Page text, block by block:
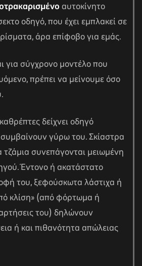
αυτοκίνητο
οδηγό, που έχει εμπλακεί σε
άρα επίφοβο για εμάς.
για σύγχρονο μοντέλο που
πρέπει να μείνουμε όσο
δείχνει οδηγό
γύρω του. Σκίαστρα
συνεπάγονται μειωμένη
Έντονο ή ακατάστατο
του, ξεφούσκωτα λάστιχα ή
κλίση» (από φόρτωμα ή
του) δηλώνουν
ή και πιθανότητα απώλειας